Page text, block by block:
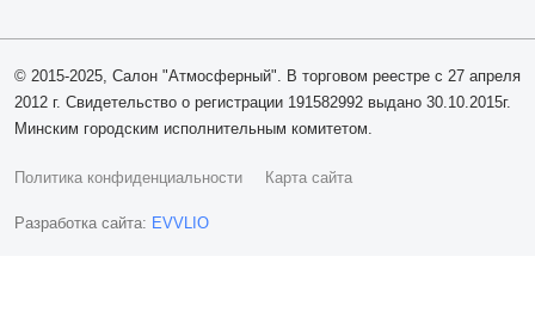
© 2015-2025, Салон "Атмосферный". В торговом реестре с 27 апреля
2012 г. Свидетельство о регистрации 191582992 выдано 30.10.2015г.
Минским городским исполнительным комитетом.
Политика конфиденциальности Карта сайта
Разработка сайта: EVVLIO